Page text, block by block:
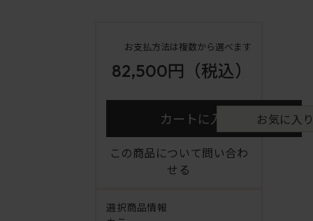
お支払方法は複数から選べます
82,500円 （税込）
カートに入れる お気に入
この商品について問い合わ
せる
選択商品情報